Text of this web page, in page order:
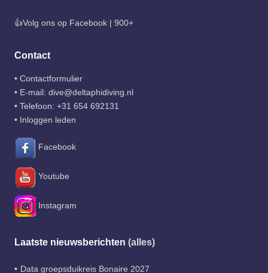
👍Volg ons op Facebook | 900+
Contact
• Contactformulier
• E-mail: dive@deltaphidiving.nl
• Telefoon: +31 654 692131
• Inloggen leden
Facebook
Youtube
Instagram
Laatste nieuwsberichten (alles)
Data groepsduikreis Bonaire 2027